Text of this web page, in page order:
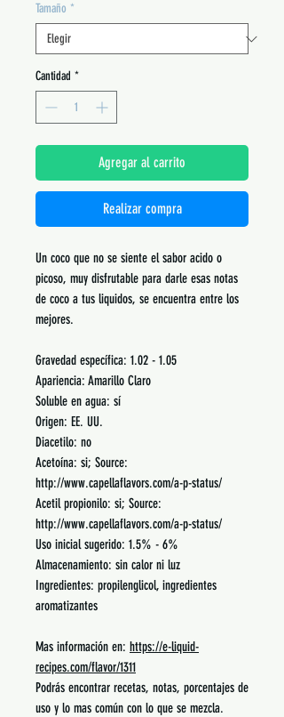
Tamaño *
Cantidad *
Agregar al carrito
Realizar compra
Un coco que no se siente el sabor acido o
picoso, muy disfrutable para darle esas notas
de coco a tus liquidos, se encuentra entre los
mejores.
Gravedad específica: 1.02 - 1.05
Apariencia: Amarillo Claro
Soluble en agua: sí
Origen: EE. UU.
Diacetilo: no
Acetoína: si; Source:
http://www.capellaflavors.com/a-p-status/
Acetil propionilo: si; Source:
http://www.capellaflavors.com/a-p-status/
Uso inicial sugerido: 1.5% - 6%
Almacenamiento: sin calor ni luz
Ingredientes: propilenglicol, ingredientes
aromatizantes
Mas información en: https://e-liquid-
recipes.com/flavor/1311
Podrás encontrar recetas, notas, porcentajes de
uso y lo mas común con lo que se mezcla.